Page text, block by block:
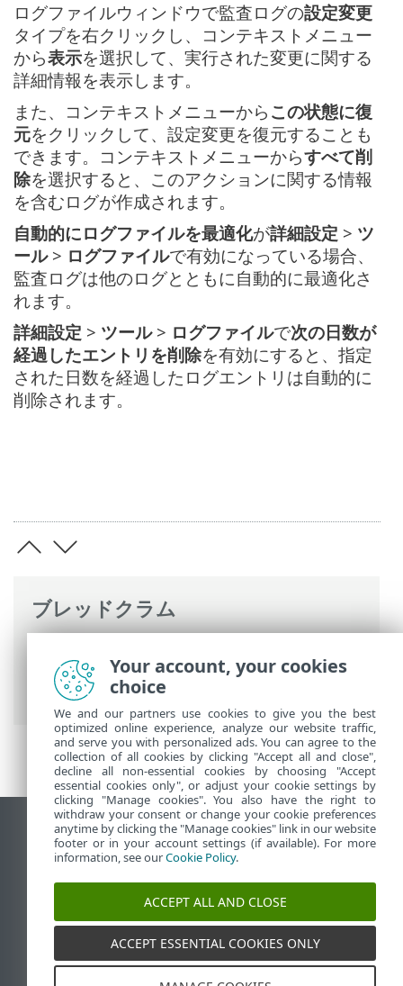
ブレッドクラム
ESET Safe Serverの操作>詳細設定> ト
ラブルシューティング > 監査ログ
ログファイルウィンドウで監査ログの設定変更
タイプを右クリックし、コンテキストメニュー
から表示を選択して、実行された変更に関する
詳細情報を表示します。
また、コンテキストメニューから この状態に復
元をクリックして、設定変更を復元することも
できます。コンテキストメニューからすべて削
除を選択すると、このアクションに関する情報
を含むログが作成されます。
自動的にログファイルを最適化が詳細設定 > ツ
ール> ログファイルで有効になっている場合、
監査ログは他のログとともに自動的に最適化さ
れます。
詳細設定 > ツール> ログファイルで次の日数が
経過したエントリを削除を有効にすると、指定
された日数を経過したログエントリは自動的に
削除されます。
デスクトップサイトの表示
End of Life
ESETナレッジベース
ESETフォーラム
ESET Status Portal
地域サポート
Your account, your cookies
choice
We and our partners use cookies to give you the best
optimized online experience, analyze our website traffic,
and serve you with personalized ads. You can agree to the
collection of all cookies by clicking "Accept all and close",
decline all non-essential cookies by choosing "Accept
essential cookies only", or adjust your cookie settings by
clicking "Manage cookies". You also have the right to
withdraw your consent or change your cookie preferences
anytime by clicking the "Manage cookies" link in our website
footer or in your account settings (if available). For more
information, see ourCookie Policy.
ACCEPT ALL AND CLOSE
ACCEPT ESSENTIAL COOKIES ONLY